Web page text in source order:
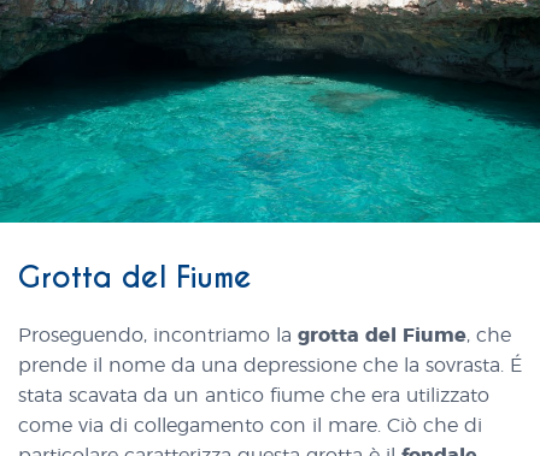
Grotta del Fiume
Proseguendo, incontriamo la grotta del Fiume, che
prende il nome da una depressione che la sovrasta. É
stata scavata da un antico fiume che era utilizzato
come via di collegamento con il mare. Ciò che di